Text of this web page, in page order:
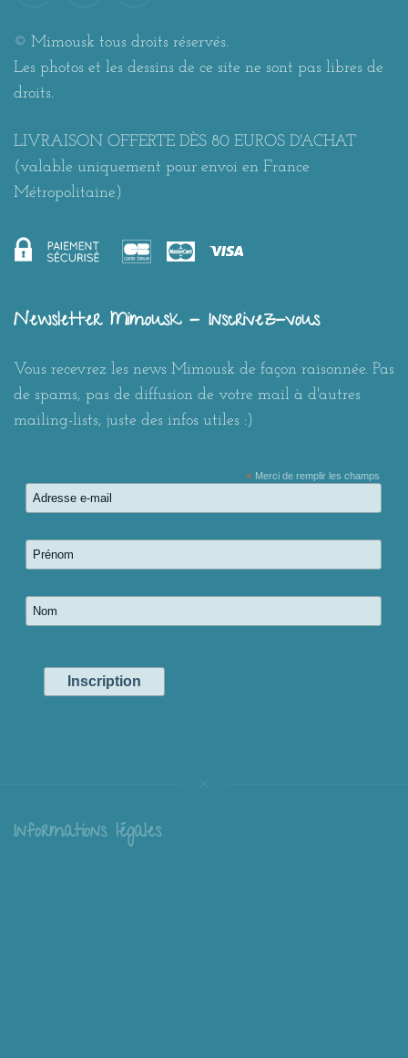
© Mimousk tous droits réservés.
Les photos et les dessins de ce site ne sont pas libres de
droits.
LIVRAISON OFFERTE DÈS 80 EUROS D'ACHAT
(valable uniquement pour envoi en France
Métropolitaine)
Newsletter Mimousk - Inscrivez-vous
Vous recevrez les news Mimousk de façon raisonnée. Pas
de spams, pas de diffusion de votre mail à d'autres
mailing-lists, juste des infos utiles :)
*Merci de remplir les champs
Informations légales